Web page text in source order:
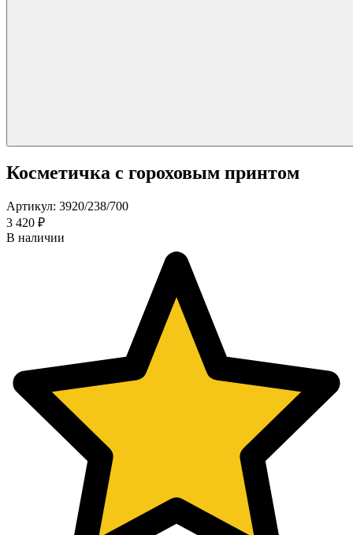
Косметичка с гороховым принтом
Артикул: 3920/238/700
3 420 ₽
В наличии